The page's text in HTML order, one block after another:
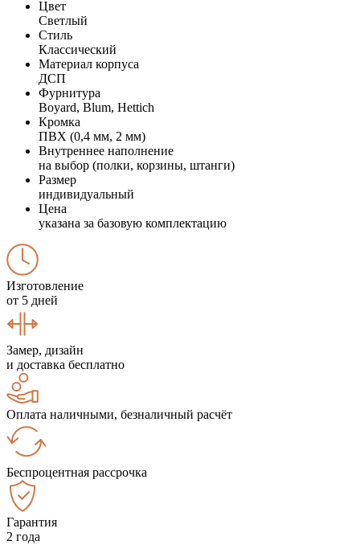
Цвет
Светлый
Стиль
Классический
Материал корпуса
ДСП
Фурнитура
Boyard, Blum, Hettich
Кромка
ПВХ (0,4 мм, 2 мм)
Внутреннее наполнение
на выбор (полки, корзины, штанги)
Размер
индивидуальный
Цена
указана за базовую комплектацию
Изготовление
от 5 дней
Замер, дизайн
и доставка бесплатно
Оплата наличными, безналичный расчёт
Беспроцентная рассрочка
Гарантия
2 года